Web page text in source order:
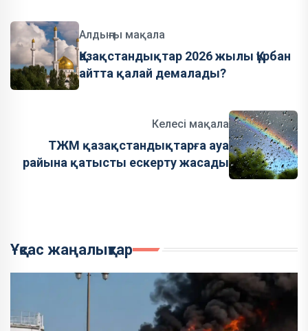
Алдыңғы мақала
Қазақстандықтар 2026 жылы Құрбан
айтта қалай демалады?
Келесі мақала
ТЖМ қазақстандықтарға ауа
райына қатысты ескерту жасады
Ұқсас жаңалықтар